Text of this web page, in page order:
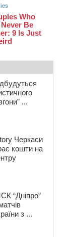
...
Черкаси
кошти на
“Дніпро”
з ...